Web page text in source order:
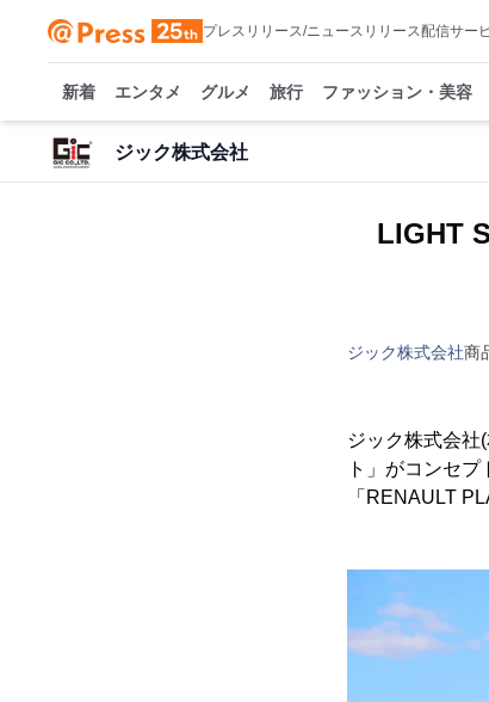
プレスリリース/ニュースリリース配信サー
新着 エンタメ グルメ 旅行 ファッション・美容
ジック株式会社
LIGHT
ジック株式会社商
ジック株式会社
ト」がコンセ
「RENAULT